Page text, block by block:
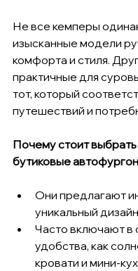
Не все кемперы
изысканные модели
комфорта и стиля.
практичные для
тот, который
путешествий и
Почему стоит
бутиковые
Они предлагают
уникальный
Часто включают в
удобства, как
кровати и мини-